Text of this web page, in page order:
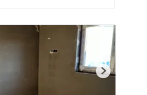
Next